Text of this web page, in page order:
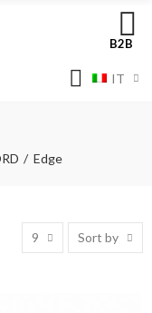
B2B
IT
Edge
9 Sort by